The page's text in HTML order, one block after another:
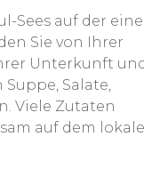
Sees auf der
Sie von Ihrer
Unterkunft
Salate,
Viele Zutaten
auf dem